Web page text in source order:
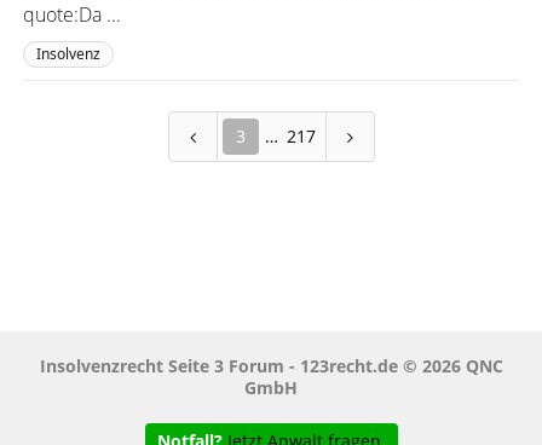
quote:Da ...
Insolvenz
3 217
Insolvenzrecht Seite 3 Forum - 123recht.de © 2026 QNC
GmbH